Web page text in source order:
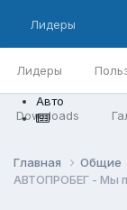
Лидеры
Downloads
Лидеры
Авто
Главная Общие
АВТОПРОБЕГ - Мы